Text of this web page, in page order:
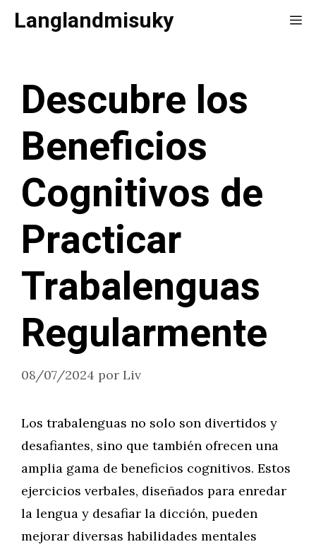
SaltarLanglandmisuky
Descubre los
Beneficios
Cognitivos de
Practicar
Trabalenguas
Regularmente
08/07/2024 por Liv
Los trabalenguas no solo son divertidos y
desafiantes, sino que también ofrecen una
amplia gama de beneficios cognitivos. Estos
ejercicios verbales, diseñados para enredar
la lengua y desafiar la dicción, pueden
mejorar diversas habilidades mentales